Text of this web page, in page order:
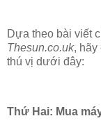
Dựa theo bài viết
Thesun.co.uk, hãy
thú vị dưới đây:
Thứ Hai: Mua